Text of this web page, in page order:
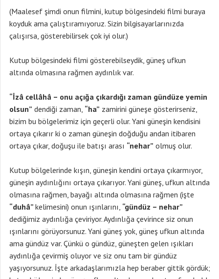
(Maalesef şimdi onun filmini, kutup bölgesindeki filmi buraya
koyduk ama çalıştıramıyoruz. Sizin bilgisayarlarınızda
çalışırsa, gösterebilirsek çok iyi olur.)
Kutup bölgesindeki filmi gösterebilseydik, güneş ufkun
altında olmasına rağmen aydınlık var.
“İzâ cellâhâ – onu açığa çıkardığı zaman gündüze yemin
olsun” dendiği zaman, “ha” zamirini güneşe gösterirseniz,
bizim bu bölgelerimiz için geçerli olur. Yani güneşin kendisini
ortaya çıkarır ki o zaman güneşin doğduğu andan itibaren
ortaya çıkar, doğuşu ile batışı arası “nehar” olmuş olur.
Kutup bölgelerinde kışın, güneşin kendini ortaya çıkarmıyor,
güneşin aydınlığını ortaya çıkarıyor. Yani güneş, ufkun altında
olmasına rağmen, bayağı altında olmasına rağmen (işte
“duhâ” kelimesini) onun ışınlarını, “gündüz – nehar”
dediğimiz aydınlığa çeviriyor. Aydınlığa çevirince siz onun
ışınlarını görüyorsunuz. Yani güneş yok, güneş ufkun altında
ama gündüz var. Çünkü o gündüz, güneşten gelen ışıkları
aydınlığa çevirmiş oluyor ve siz onu tam bir gündüz
yaşıyorsunuz. İşte arkadaşlarımızla hep beraber gittik gördük;